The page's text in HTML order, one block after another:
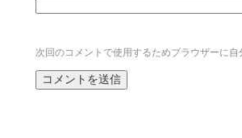
次回のコメントで使用するためブラウザーに